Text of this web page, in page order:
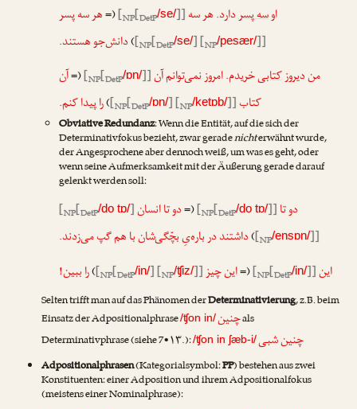
اوسه پسردارد. هر سه [NP[DetP/se/]]
(=هر سه پسر
[NP[DetP/se/] [NP/pesær/]]
)دانش‌جو هستند.
من دیروزکتابیخریدم. امروز نمی‌توانم آن [NP[DetP/ɒn/]]
(=آن
کتاب
[NP[DetP/ɒn/] [NP/ketɒb/]]
)را پیدا کنم.
Obviative Redundanz: Wenn die Entität, auf die sich der
Determinativfokus bezieht, zwar geradenichterwähnt wurde,
der Angesprochene aber dennoch weiß, um was es geht, oder
wenn seine Aufmerksamkeit mit der Äußerung gerade darauf
gelenkt werden soll:
دو تا [NP[DetP/do tɒ/]]
(=دو تا انسان [NP[DetP/do tɒ/]
[NP/ensɒn/]]
)داشتند در باره‌یِ بچّگی‌شان با هم گپ می‌زدند.
این
[NP[DetP/in/]]
(=این چیز [NP[DetP/in/] [NP/ʧiz/]]
)را ببین!
Selten trifft man auf das Phänomen derDeterminativierung, z.B. beim
Einsatz der Adpositionalphrase/ʧon in/چنینals
Determinativphrase (siehe 7•۱۳.):/ʧon in ʃæb-i/چنین شبی
Adpositionalphrasen(Kategorialsymbol:PP) bestehen aus zwei
Konstituenten: einer Adposition und ihrem Adpositionalfokus
(meistens einer Nominalphrase):